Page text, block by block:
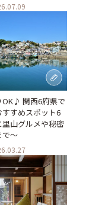
OK♪ 関西6府県で
すめスポット6
山グルメや秘密
で～